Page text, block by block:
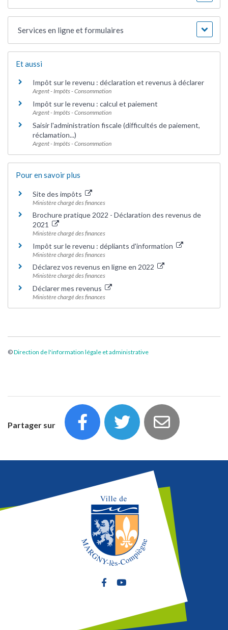
Services en ligne et formulaires
Et aussi
Impôt sur le revenu : déclaration et revenus à déclarer
Argent - Impôts - Consommation
Impôt sur le revenu : calcul et paiement
Argent - Impôts - Consommation
Saisir l'administration fiscale (difficultés de paiement,
réclamation...)
Argent - Impôts - Consommation
Pour en savoir plus
Site des impôts
Ministère chargé des finances
Brochure pratique 2022 - Déclaration des revenus de
2021
Ministère chargé des finances
Impôt sur le revenu : dépliants d'information
Ministère chargé des finances
Déclarez vos revenus en ligne en 2022
Ministère chargé des finances
Déclarer mes revenus
Ministère chargé des finances
©Direction de l'information légale et administrative
Partager sur
Lien vers le compte Facebook
Lien vers la chaîne Youtube